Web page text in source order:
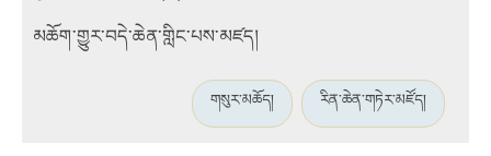
མཆོག་གྱུར་བདེ་ཆེན་གླིང་པས་མཛད།
གསུར་མཆོད། རིན་ཆེན་གཏེར་མཛོད།